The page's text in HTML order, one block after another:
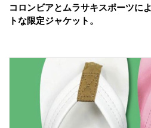
コロンビアとムラサキスポーツに
トな限定ジャケット。